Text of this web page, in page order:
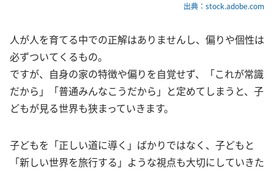
出典：stock.adobe.com
人が人を育てる中での正解はありませんし、偏りや個性は
必ずついてくるもの。
ですが、自身の家の特徴や偏りを自覚せず、「これが常識
だから」「普通みんなこうだから」と定めてしまうと、子
どもが見る世界も狭まっていきます。
子どもを「正しい道に導く」ばかりではなく、子どもと
「新しい世界を旅行する」ような視点も大切にしていきた